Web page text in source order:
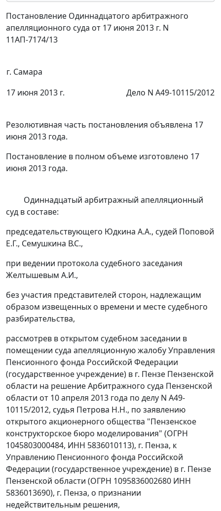
Постановление Одиннадцатого арбитражного
апелляционного суда от 17 июня 2013 г. N
11АП-7174/13
г. Самара
17 июня 2013 г.
Дело N А49-10115/2012
Резолютивная часть постановления объявлена 17
июня 2013 года.
Постановление в полном объеме изготовлено 17
июня 2013 года.
Одиннадцатый арбитражный апелляционный
суд в составе:
председательствующего Юдкина А.А., судей Поповой
Е.Г., Семушкина В.С.,
при ведении протокола судебного заседания
Желтышевым А.И.,
без участия представителей сторон, надлежащим
образом извещенных о времени и месте судебного
разбирательства,
рассмотрев в открытом судебном заседании в
помещении суда апелляционную жалобу Управления
Пенсионного фонда Российской Федерации
(государственное учреждение) в г. Пензе Пензенской
области на решениеАрбитражного суда Пензенской
области от 10 апреля 2013 года по делу N А49-
10115/2012, судья Петрова Н.Н., по заявлению
открытого акционерного общества "Пензенское
конструкторское бюро моделирования" (ОГРН
1045803000484, ИНН 5836010113), г. Пенза, к
Управлению Пенсионного фонда Российской
Федерации (государственное учреждение) в г. Пензе
Пензенской области (ОГРН 1095836002680 ИНН
5836013690), г. Пенза, о признании
недействительным решения,